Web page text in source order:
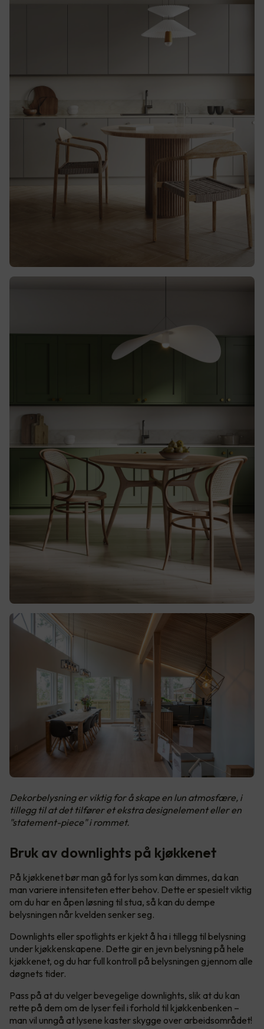
Dekorbelysning er viktig for å skape en lun atmosfære, i
tillegg til at det tilfører et ekstra designelement eller en
"statement-piece" i rommet.
Bruk av downlights på kjøkkenet
På kjøkkenet bør man gå for lys som kan dimmes, da kan
man variere intensiteten etter behov. Dette er spesielt viktig
om du har en åpen løsning til stua, så kan du dempe
belysningen når kvelden senker seg.
Downlights eller spotlights er kjekt å ha i tillegg til belysning
under kjøkkenskapene. Dette gir en jevn belysning på hele
kjøkkenet, og du har full kontroll på belysningen gjennom alle
døgnets tider.
Pass på at du velger bevegelige downlights, slik at du kan
rette på dem om de lyser feil i forhold til kjøkkenbenken –
man vil unngå at lysene kaster skygge over arbeidsområdet!